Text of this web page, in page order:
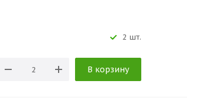
2 шт.
В корзину